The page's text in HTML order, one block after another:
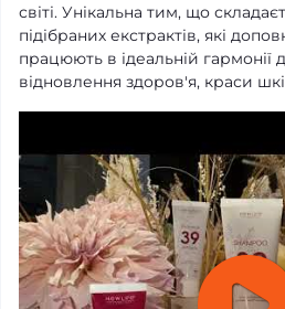
світі. Унікальна тим, що
підібраних екстрактів, які
працюють в ідеальній гармонії
відновлення здоров'я, краси